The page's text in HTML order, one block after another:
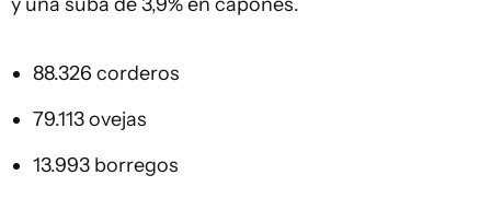
88.326 corderos
79.113 ovejas
13.993 borregos